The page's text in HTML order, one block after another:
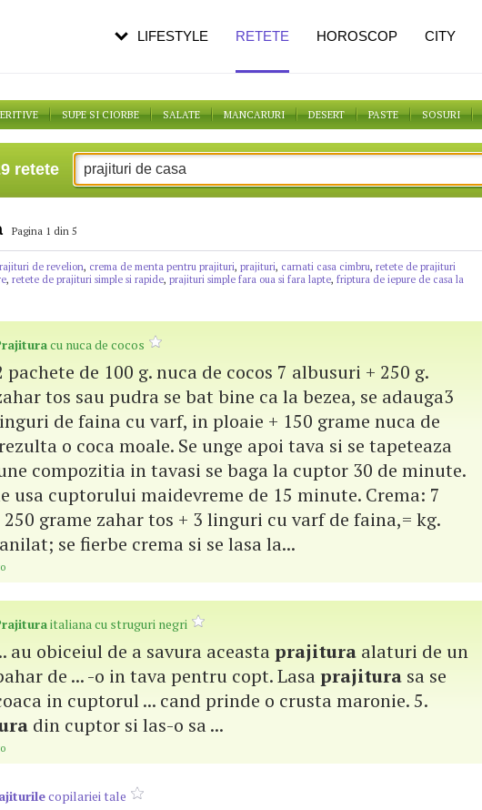
SUPE SI CIORBE SALATE MANCARURI DESERT PASTE SOSURI
retete
Pagina 1 din 5
de revelion, crema de menta pentru prajituri, prajituri, carnati casa cimbru, retete de prajituri
, retete de prajituri simple si rapide, prajituri simple fara oua si fara lapte, friptura de iepure de casa la
cu nuca de cocos
pachete de 100 g. nuca de cocos 7 albusuri + 250 g.
tos sau pudra se bat bine ca la bezea, se adauga3
de faina cu varf, in ploaie + 150 grame nuca de
o coca moale. Se unge apoi tava si se tapeteaza
compozitia in tavasi se baga la cuptor 30 de minute.
usa cuptorului maidevreme de 15 minute. Crema: 7
grame zahar tos + 3 linguri cu varf de faina,= kg.
se fierbe crema si se lasa la...
italiana cu struguri negri
au obiceiul de a savura aceastaprajitura alaturi de un
de ... -o in tava pentru copt. Lasaprajitura sa se
in cuptorul ... cand prinde o crusta maronie. 5.
din cuptor si las-o sa ...
copilariei tale
LIFESTYLE RETETE HOROSCOP CITY